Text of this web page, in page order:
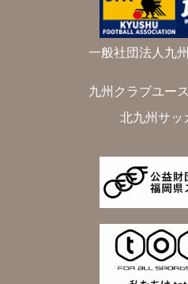
一般社団法人九
九州クラブユー
北九州サッ